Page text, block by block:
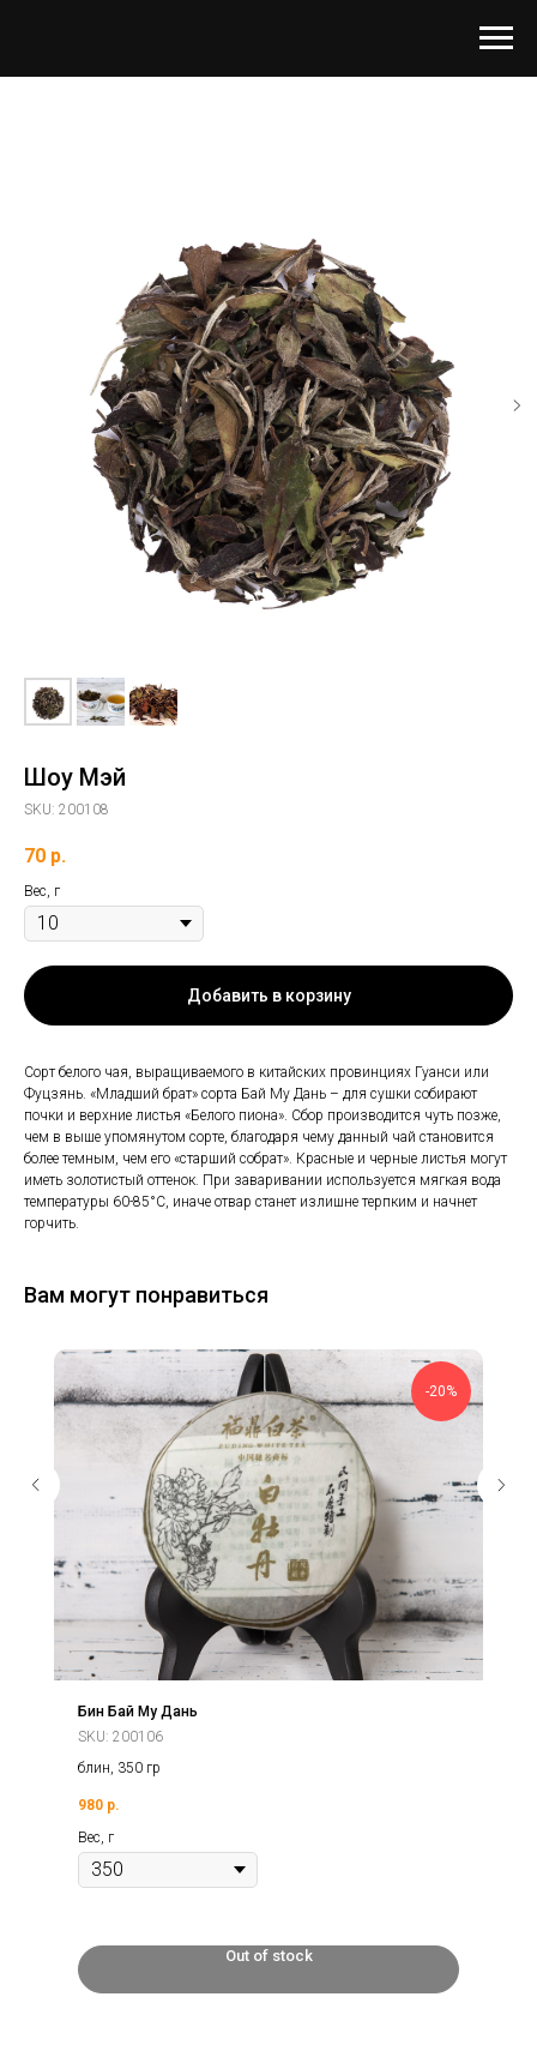
Шоу Мэй
SKU: 200108
70 р.
Вес, г
Добавить в корзину
Сорт белого чая, выращиваемого в китайских провинциях Гуанси или
Фуцзянь. «Младший брат» сорта Бай Му Дань – для сушки собирают
почки и верхние листья «Белого пиона». Сбор производится чуть позже,
чем в выше упомянутом сорте, благодаря чему данный чай становится
более темным, чем его «старший собрат». Красные и черные листья могут
иметь золотистый оттенок. При заваривании используется мягкая вода
температуры 60-85°C, иначе отвар станет излишне терпким и начнет
горчить.
Вам могут понравиться
-20%
Бин Бай Му Дань
SKU: 200106
блин, 350 гр
980 р.
Вес, г
Out of stock